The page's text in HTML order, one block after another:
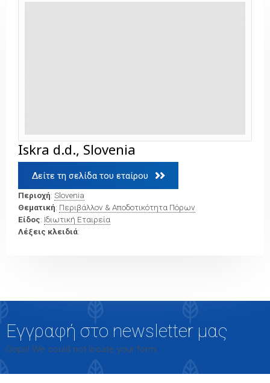
Iskra d.d., Slovenia
Δείτε τη σελίδα του εταίρου 
Περιοχή: Slovenia
Θεματική: Περιβάλλον & Αποδοτικότητα Πόρων
Είδος: Ιδιωτική Εταιρεία
Λέξεις κλειδιά:
Εγγραφή στο newsletter μας
Oops! We could not locate your form.